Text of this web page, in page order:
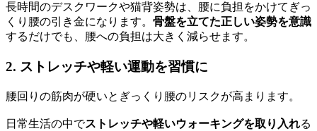
長時間のデスクワークや猫背姿勢は、腰に負担をかけてぎっ
くり腰の引き金になります。 骨盤を立てた正しい姿勢を意識
するだけでも、腰への負担は大きく減らせます。
2. ストレッチや軽い運動を習慣に
腰回りの筋肉が硬いとぎっくり腰のリスクが高まります。
日常生活の中でストレッチや軽いウォーキングを取り入れる